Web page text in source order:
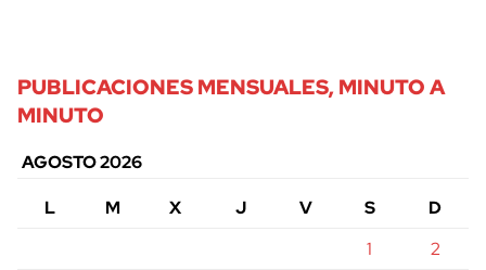
PUBLICACIONES MENSUALES, MINUTO A
MINUTO
AGOSTO 2026
L
M X J V S
D
1
2